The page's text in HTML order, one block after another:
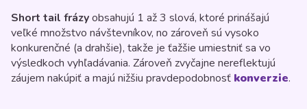
Short tail frázyobsahujú 1 až 3 slová, ktoré prinášajú
veľké množstvo návštevníkov, no zároveň sú vysoko
konkurenčné (a drahšie), takže je ťažšie umiestniť sa vo
výsledkoch vyhľadávania. Zároveň zvyčajne nereflektujú
záujem nakúpiť a majú nižšiu pravdepodobnosť konverzie.